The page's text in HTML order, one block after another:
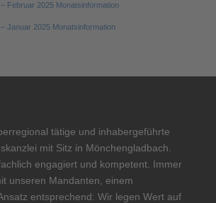
Februar 2025 Monatsinformation
Januar 2025 Monatsinformation
tätige und inhabergeführte
mit Sitz in Mönchengladbach.
engagiert und kompetent. Immer
unseren Mandanten, einem
entsprechend: Wir legen Wert auf